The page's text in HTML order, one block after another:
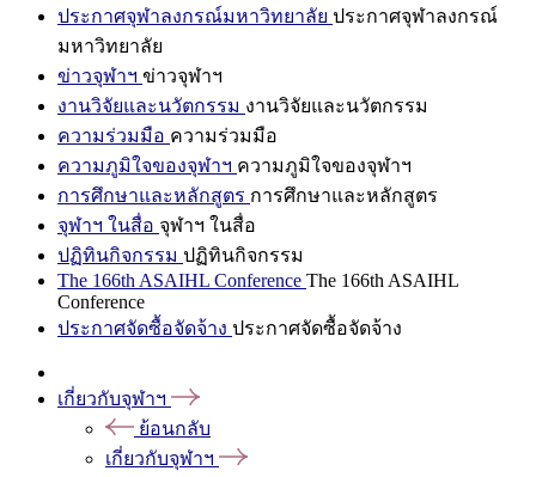
ประกาศจุฬาลงกรณ์มหาวิทยาลัย ประกาศจุฬาลงกรณ์
มหาวิทยาลัย
ข่าวจุฬาฯ ข่าวจุฬาฯ
งานวิจัยและนวัตกรรม งานวิจัยและนวัตกรรม
ความร่วมมือ ความร่วมมือ
ความภูมิใจของจุฬาฯ ความภูมิใจของจุฬาฯ
การศึกษาและหลักสูตร การศึกษาและหลักสูตร
จุฬาฯ ในสื่อ จุฬาฯ ในสื่อ
ปฏิทินกิจกรรม ปฏิทินกิจกรรม
The 166th ASAIHL Conference The 166th ASAIHL
Conference
ประกาศจัดซื้อจัดจ้าง ประกาศจัดซื้อจัดจ้าง
เกี่ยวกับจุฬาฯ
ย้อนกลับ
เกี่ยวกับจุฬาฯ